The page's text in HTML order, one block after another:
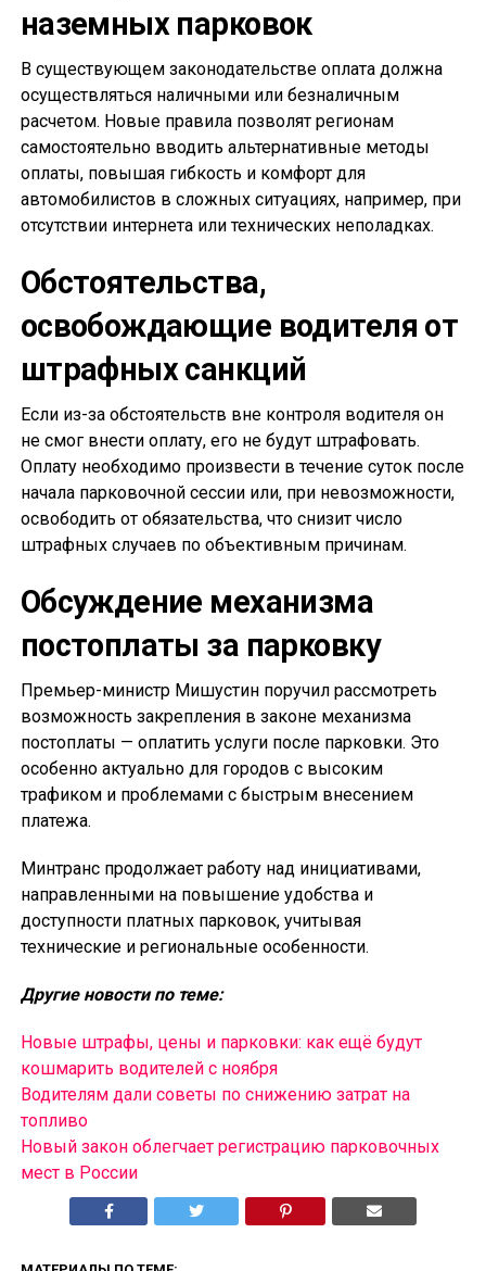
наземных парковок
В существующем законодательстве оплата должна
осуществляться наличными или безналичным
расчетом. Новые правила позволят регионам
самостоятельно вводить альтернативные методы
оплаты, повышая гибкость и комфорт для
автомобилистов в сложных ситуациях, например, при
отсутствии интернета или технических неполадках.
Обстоятельства,
освобождающие водителя от
штрафных санкций
Если из-за обстоятельств вне контроля водителя он
не смог внести оплату, его не будут штрафовать.
Оплату необходимо произвести в течение суток после
начала парковочной сессии или, при невозможности,
освободить от обязательства, что снизит число
штрафных случаев по объективным причинам.
Обсуждение механизма
постоплаты за парковку
Премьер-министр Мишустин поручил рассмотреть
возможность закрепления в законе механизма
постоплаты — оплатить услуги после парковки. Это
особенно актуально для городов с высоким
трафиком и проблемами с быстрым внесением
платежа.
Минтранс продолжает работу над инициативами,
направленными на повышение удобства и
доступности платных парковок, учитывая
технические и региональные особенности.
Другие новости по теме:
Новые штрафы, цены и парковки: как ещё будут
кошмарить водителей с ноября
Водителям дали советы по снижению затрат на
топливо
Новый закон облегчает регистрацию парковочных
мест в России